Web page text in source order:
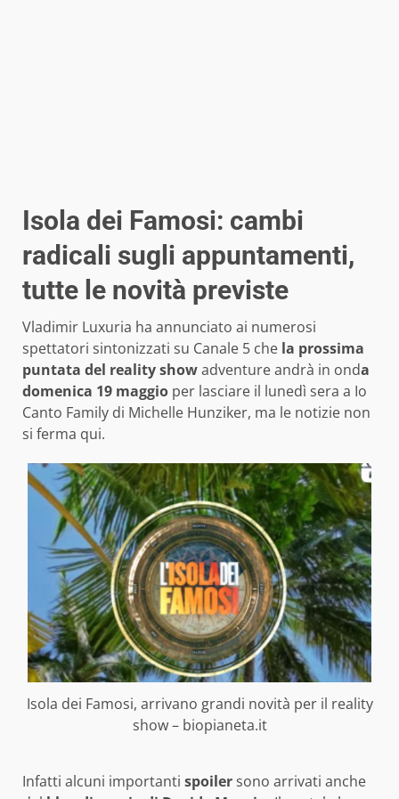
Isola dei Famosi: cambi
radicali sugli appuntamenti,
tutte le novità previste
Vladimir Luxuria ha annunciato ai numerosi
spettatori sintonizzati su Canale 5 che la prossima
puntata del reality showadventure andrà in onda
domenica 19 maggio per lasciare il lunedì sera a Io
Canto Family di Michelle Hunziker, ma le notizie non
si ferma qui.
Isola dei Famosi, arrivano grandi novità per il reality
show – biopianeta.it
Infatti alcuni importanti spoilersono arrivati anche